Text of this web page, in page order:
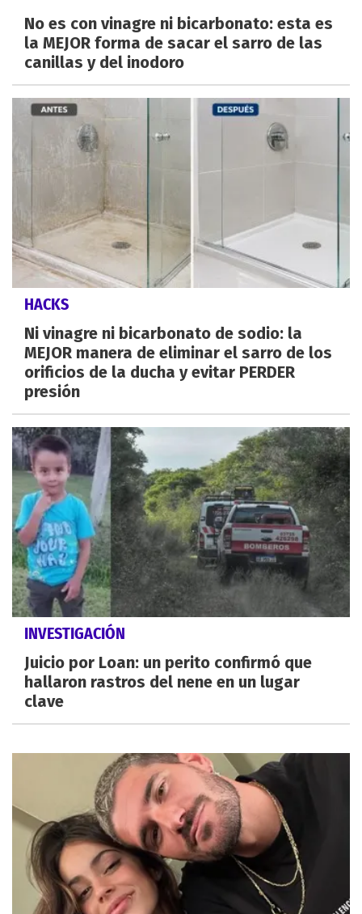
No es con vinagre ni bicarbonato: esta es
la MEJOR forma de sacar el sarro de las
canillas y del inodoro
HACKS
Ni vinagre ni bicarbonato de sodio: la
MEJOR manera de eliminar el sarro de los
orificios de la ducha y evitar PERDER
presión
INVESTIGACIÓN
Juicio por Loan: un perito confirmó que
hallaron rastros del nene en un lugar
clave